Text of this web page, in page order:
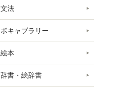
文法
ボキャブラリー
絵本
辞書・絵辞書